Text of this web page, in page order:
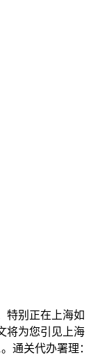
别正在上海如
将为您引见上海
通关代办署理：